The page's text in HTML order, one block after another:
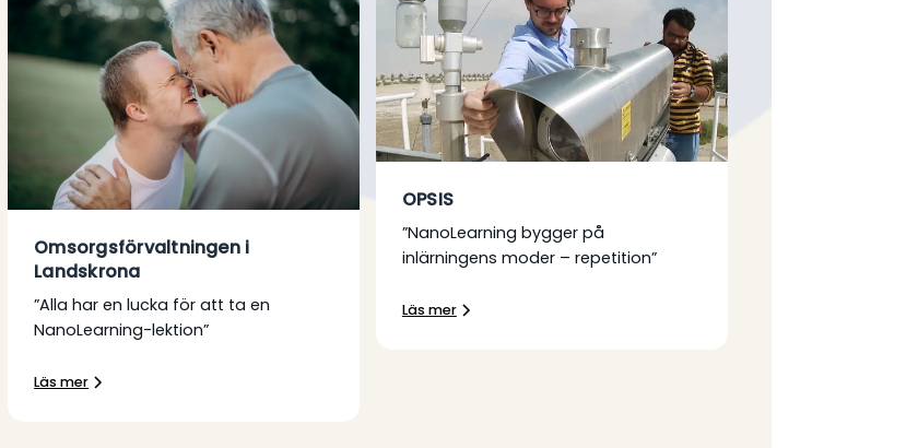
Omsorgsförvaltningen i
Landskrona
”Alla har en lucka för att ta en
NanoLearning-lektion”
Läs mer
OPSIS
”NanoLearning bygger på
inlärningens moder – repetition”
Läs mer